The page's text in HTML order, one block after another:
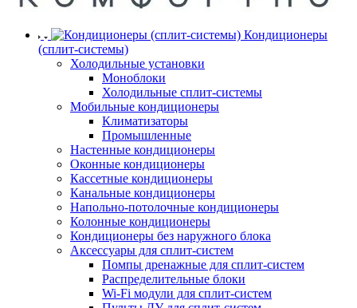
Кондиционеры
(сплит-системы)
Холодильные установки
Моноблоки
Холодильные сплит-системы
Мобильные кондиционеры
Климатизаторы
Промышленные
Настенные кондиционеры
Оконные кондиционеры
Кассетные кондиционеры
Канальные кондиционеры
Напольно-потолочные кондиционеры
Колонные кондиционеры
Кондиционеры без наружного блока
Аксессуары для сплит-систем
Помпы дренажные для сплит-систем
Распределительные блоки
Wi-Fi модули для сплит-систем